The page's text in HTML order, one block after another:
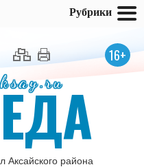
16+
района
Рубрики